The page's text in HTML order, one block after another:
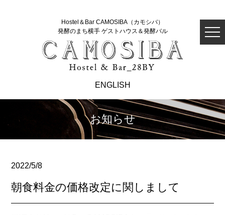
Hostel＆Bar CAMOSIBA（カモシバ）
発酵のまち横手 ゲストハウス＆発酵バル
ENGLISH
お知らせ
2022/5/8
朝食料金の価格改定に関しまして